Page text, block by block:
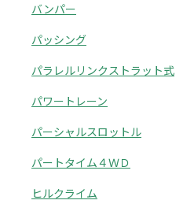
バンパー
パッシング
パラレルリンクストラット式
パワートレーン
パーシャルスロットル
パートタイム４ＷＤ
ヒルクライム